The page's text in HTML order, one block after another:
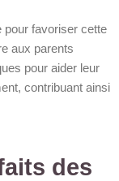
pour favoriser cette
aux parents
pour aider leur
contribuant ainsi
des